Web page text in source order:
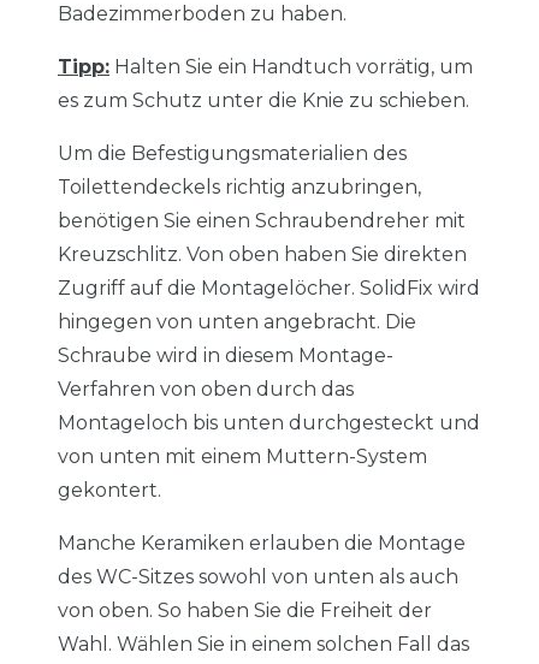
Badezimmerboden zu haben.
Tipp: Halten Sie ein Handtuch vorrätig, um
es zum Schutz unter die Knie zu schieben.
Um die Befestigungsmaterialien des
Toilettendeckels richtig anzubringen,
benötigen Sie einen Schraubendreher mit
Kreuzschlitz. Von oben haben Sie direkten
Zugriff auf die Montagelöcher. SolidFix wird
hingegen von unten angebracht. Die
Schraube wird in diesem Montage-
Verfahren von oben durch das
Montageloch bis unten durchgesteckt und
von unten mit einem Muttern-System
gekontert.
Manche Keramiken erlauben die Montage
des WC-Sitzes sowohl von unten als auch
von oben. So haben Sie die Freiheit der
Wahl. Wählen Sie in einem solchen Fall das